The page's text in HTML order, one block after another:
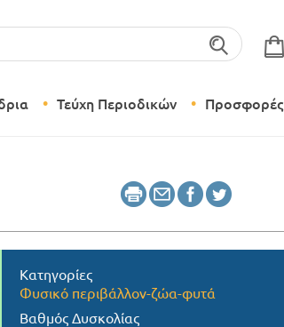
Τεύχη Περιοδικών
Δημιουργικό Εργαστήρι
Προσφορές
Κατηγορίες
Φυσικό περιβάλλον-ζώα-φυτά
Βαθμός Δυσκολίας